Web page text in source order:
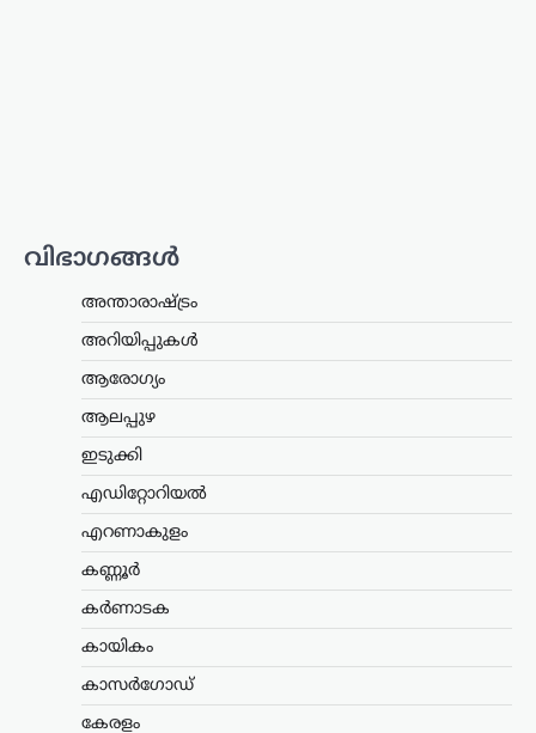
വിഭാഗങ്ങൾ
അന്താരാഷ്ട്രം
അറിയിപ്പുകൾ
ആരോഗ്യം
ആലപ്പുഴ
ഇടുക്കി
എഡിറ്റോറിയൽ
എറണാകുളം
കണ്ണൂർ
കർണാടക
കായികം
കാസർഗോഡ്
കേരളം
ഭൂരിപക്ഷാഭിപ്രായത്തേക്കാൾ രാഷ്ട്രീയ
പാർട്ടിയുടെ തീരുമാനത്തിനാണ്
നിലവിലെ നിയമപ്രകാരം
മുൻഗണനയെന്ന് സുപ്രീം കോടതി.
സഭാകക്ഷിക്ക് മേൽ രാഷ്ട്രീയ പാർട്ടിക്ക്
പൂർണ നിയന്ത്രണമുണ്ടെന്നും ചീഫ്
അന്താരാഷ്ട്രം,ട്രെൻഡിംഗ്,
അലി ഖമേനിയുടെ
മരണത്തിന് പിന്നാലെ
രാജ്യം തകരുമെന്ന്
പുതിയ പരമോന്നത
കരുത്തെന്ന് ഇറാൻ
പ്രസിഡന്റ്